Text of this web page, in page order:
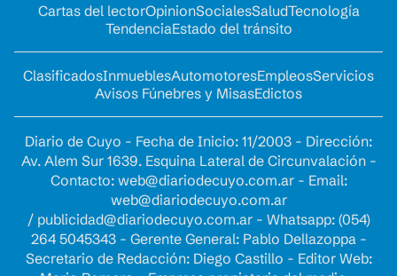
Cartas del lectorOpinionSocialesSaludTecnología
TendenciaEstado del tránsito
ClasificadosInmueblesAutomotoresEmpleosServicios
Avisos Fúnebres y MisasEdictos
Diario de Cuyo - Fecha de Inicio: 11/2003 - Dirección:
Av. Alem Sur 1639. Esquina Lateral de Circunvalación -
Contacto: web@diariodecuyo.com.ar- Email:
web@diariodecuyo.com.ar
/ publicidad@diariodecuyo.com.ar- Whatsapp: (054)
264 5045343 - Gerente General: Pablo Dellazoppa -
Secretario de Redacción: Diego Castillo - Editor Web: